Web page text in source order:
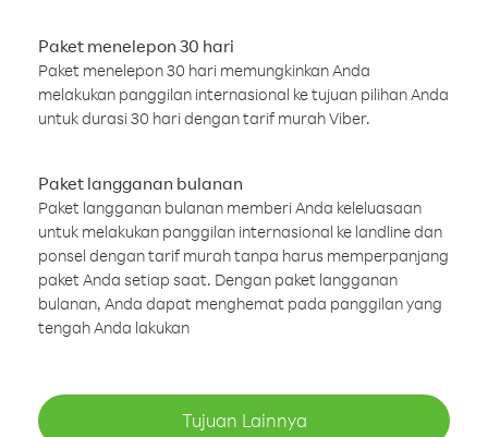
Paket menelepon 30 hari
Paket menelepon 30 hari memungkinkan Anda
melakukan panggilan internasional ke tujuan pilihan Anda
untuk durasi 30 hari dengan tarif murah Viber.
Paket langganan bulanan
Paket langganan bulanan memberi Anda keleluasaan
untuk melakukan panggilan internasional ke landline dan
ponsel dengan tarif murah tanpa harus memperpanjang
paket Anda setiap saat. Dengan paket langganan
bulanan, Anda dapat menghemat pada panggilan yang
tengah Anda lakukan
Tujuan Lainnya